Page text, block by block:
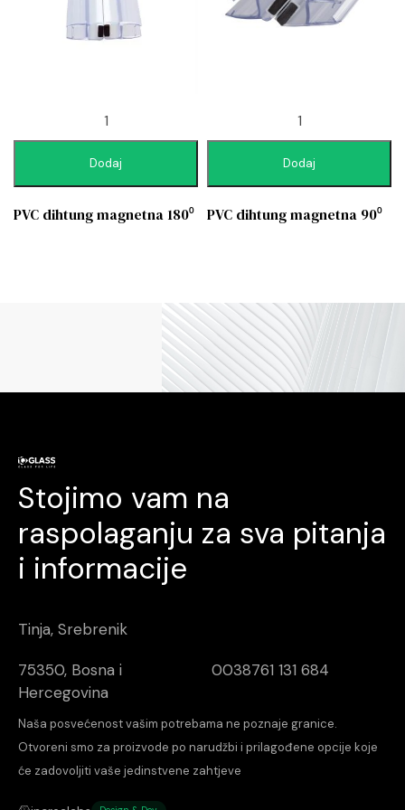
Dodaj
PVC dihtung magnetna 180⁰
Dodaj
PVC dihtung magnetna 90⁰
Stojimo vam na
raspolaganju za sva pitanja
i informacije
Tinja, Srebrenik
75350, Bosna i
Hercegovina
0038761 131 684
Naša posvećenost vašim potrebama ne poznaje granice.
Otvoreni smo za proizvode po narudžbi i prilagođene opcije koje
će zadovoljiti vaše jedinstvene zahtjeve